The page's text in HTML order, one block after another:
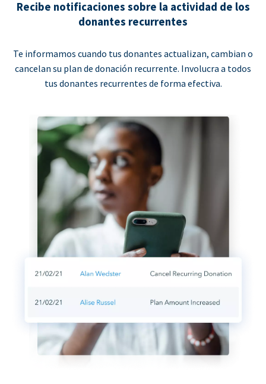
Recibe notificaciones sobre la actividad de los
donantes recurrentes
Te informamos cuando tus donantes actualizan, cambian o
cancelan su plan de donación recurrente. Involucra a todos
tus donantes recurrentes de forma efectiva.